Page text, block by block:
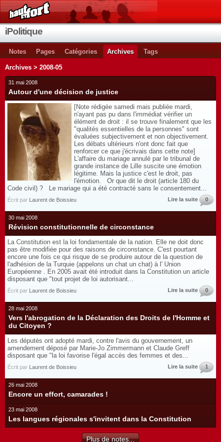
iPolitique
Notes Pages Catégories Archives Tags
Archives > 2008-05
31 mai 2008
Autour d'une décision de justice
[Note rédigée samedi mais publiée mardi,
n'ayant pas pu dans l'immédiat vérifier un
élément de droit : il se trouve finalement que les
"qualités essentielles de la personnes" sont
évaluées subjectivement et non objectivement.
Les débats ultérieurs n'ont donc fait que
renforcer ce que j'écrivais dans cette note]
L'affaire du mariage annulé par le tribunal de
grande instance de Lille suscite une émotion
légitime. Mais la justice c'est le droit, pas
l'émotion. Or que dit le droit (article 180 du
Code civil) ? Le mariage qui a été contracté sans le consentement...
Écrit par Laurent de Boissieu Lire la suite 0
30 mai 2008
Révision constitutionnelle de circonstance
La Constitution est la loi fondamentale de la nation. Elle ne doit donc
pas être modifiée pour des raisons de circonstance. C'est pourtant
encore une fois ce qui risque de se produire autour de la question de
l'adhésion de la Turquie (appelons un chat un chat) à l' Union
Européenne . En 2005 avait été introduit dans la Constitution un article
disposant que "tout projet de loi autorisant...
Écrit par Laurent de Boissieu Lire la suite 0
28 mai 2008
Vers l'abrogation de la Déclaration des Droits de l'Homme et
du Citoyen ?
Les députés ont adopté mardi, contre l'avis du gouvernement, un
amendement déposé par Marie-Jo Zimmermann et Claude Greff
disposant que "la loi favorise l'égal accès des femmes et des...
Écrit par Laurent de Boissieu Lire la suite 1
26 mai 2008
Encore un effort, camarades !
23 mai 2008
Les langues régionales s'invitent dans la Constitution
Plus de notes...